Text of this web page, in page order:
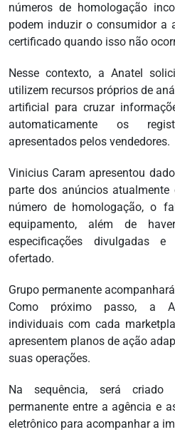
números de homologação
podem induzir o consumidor a
certificado quando isso não
Nesse contexto, a Anatel
utilizem recursos próprios de
artificial para cruzar
automaticamente os
apresentados pelos vendedores.
Vinicius Caram apresentou
parte dos anúncios
número de homologação, o
equipamento, além de
especificações divulgadas
ofertado.
Grupo permanente
Como próximo passo, a
individuais com cada
apresentem planos de ação
suas operações.
Na sequência, será
permanente entre a agência e
eletrônico para acompanhar a